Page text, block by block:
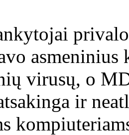
virusų, o
ir